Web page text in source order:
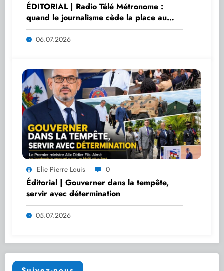
ÉDITORIAL | Radio Télé Métronome :
quand le journalisme cède la place au
militantisme
06.07.2026
Elie Pierre Louis 0
Éditorial | Gouverner dans la tempête,
servir avec détermination
05.07.2026